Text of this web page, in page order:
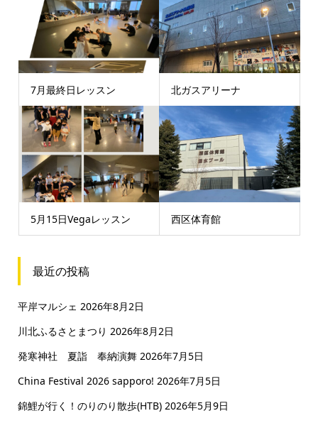
7月最終日レッスン 北ガスアリーナ
5月15日Vegaレッスン 西区体育館
最近の投稿
平岸マルシェ 2026年8月2日
川北ふるさとまつり 2026年8月2日
発寒神社 夏詣 奉納演舞 2026年7月5日
China Festival 2026 sapporo! 2026年7月5日
錦鯉が行く！のりのり散歩(HTB) 2026年5月9日